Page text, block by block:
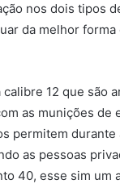
nos dois tipos
da melhor
12 que são
as munições de
permitem
as pessoas
40, esse sim um